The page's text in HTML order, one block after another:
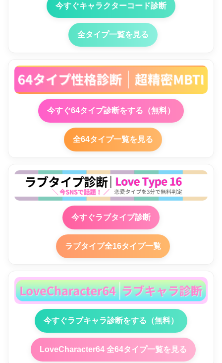
今すぐキャラクターコード診断
全タイプ一覧を見る
今すぐ64タイプ診断をする（無料）
全64タイプ一覧を見る
今すぐラブタイプ診断
ラブタイプ全16タイプ一覧
今すぐラブキャラ診断をする（無料）
LoveCharacter64 全64タイプ一覧を見る